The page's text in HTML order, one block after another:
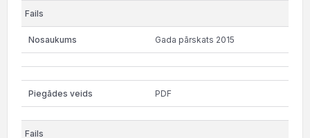
Gada pārskats 2015
PDF